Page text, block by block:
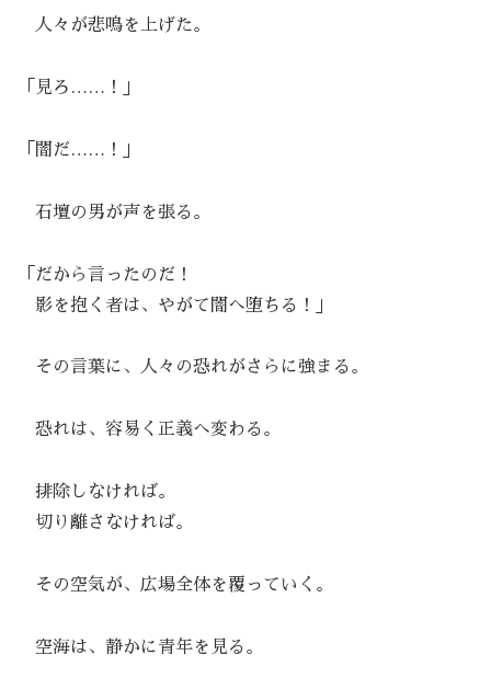
人々が悲鳴を上げた。
「見ろ……！」
「闇だ……！」
石壇の男が声を張る。
「だから言ったのだ！
影を抱く者は、やがて闇へ堕ちる！」
その言葉に、人々の恐れがさらに強まる。
恐れは、容易く正義へ変わる。
排除しなければ。
切り離さなければ。
その空気が、広場全体を覆っていく。
空海は、静かに青年を見る。